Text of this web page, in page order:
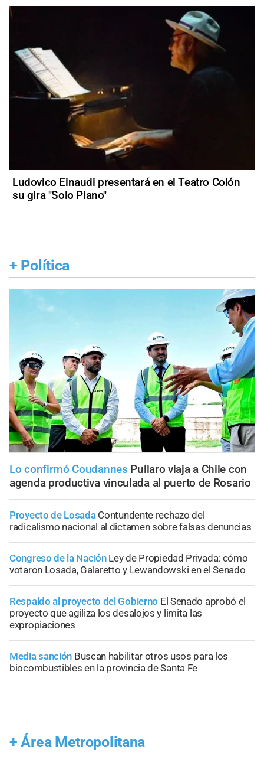
Ludovico Einaudi presentará en el Teatro Colón
su gira "Solo Piano"
+ Política
Lo confirmó Coudannes Pullaro viaja a Chile con
agenda productiva vinculada al puerto de Rosario
Proyecto de Losada Contundente rechazo del
radicalismo nacional al dictamen sobre falsas denuncias
Congreso de la Nación Ley de Propiedad Privada: cómo
votaron Losada, Galaretto y Lewandowski en el Senado
Respaldo al proyecto del Gobierno El Senado aprobó el
proyecto que agiliza los desalojos y limita las
expropiaciones
Media sanción Buscan habilitar otros usos para los
biocombustibles en la provincia de Santa Fe
+ Área Metropolitana